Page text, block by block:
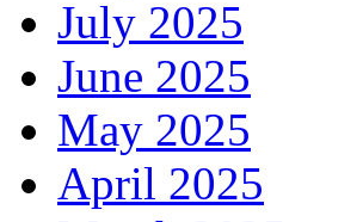
July 2025
June 2025
May 2025
April 2025